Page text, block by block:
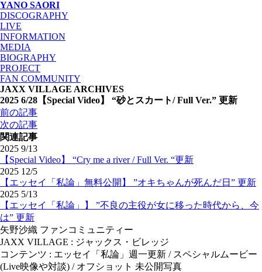
YANO SAORI
DISCOGRAPHY
LIVE
INFORMATION
MEDIA
BIOGRAPHY
PROJECT
FAN COMMUNITY
JAXX VILLAGE ARCHIVES
2025 6/28 【Special Video】 “砂とスカート/ Full Ver.” 更新
投
稿
ナ
ビ
ゲ
ー
シ
ョ
ン
前の記事
次の記事
関連記事
2025 9/13
【Special Video】 “Cry me a river / Full Ver. “更新
2025 12/5
【エッセイ「私論」無料公開】 ”オキちゃんが死んだ日” 更新
2025 5/13
【エッセイ「私論」】 ”不良の主役が女に移った時代から、今
は” 更新
矢野沙織 ファンコミュニティー
JAXX VILLAGE : ジャックス・ビレッジ
コンテンツ : エッセイ「私論」週一更新 / スペシャルムービー
(Live映像や対談) / オフショット 未公開写真